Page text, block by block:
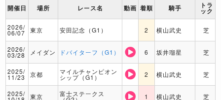
開催日 場所 レース名 動画 着順 騎手 トラ
ック
2026/
06/07 東京 安田記念（G1） 2 横山武史 芝
2026/
03/28 メイダン ドバイターフ（G1） 6 坂井瑠星 芝
2025/
11/23 京都 マイルチャンピオン
シップ（G1） 2 横山武史 芝
2025/ 東京 富士ステークス 1 横山武史 芝